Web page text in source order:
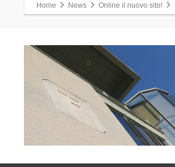
Home News Online il nuovo sito!